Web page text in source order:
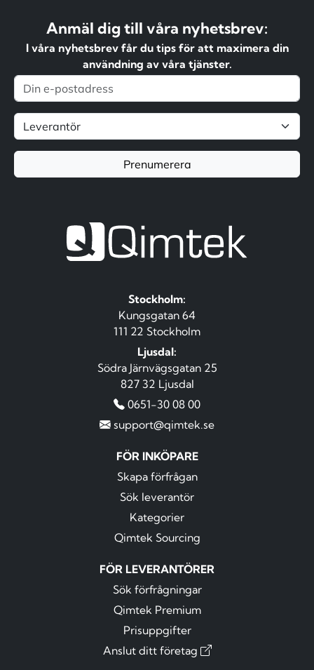
Anmäl dig till våra nyhetsbrev:
I våra nyhetsbrev får du tips för att maximera din
användning av våra tjänster.
Prenumerera
Stockholm:
Kungsgatan 64
111 22 Stockholm
Ljusdal:
Södra Järnvägsgatan 25
827 32 Ljusdal
0651-30 08 00
support@qimtek.se
FÖR INKÖPARE
Skapa förfrågan
Sök leverantör
Kategorier
Qimtek Sourcing
FÖR LEVERANTÖRER
Sök förfrågningar
Qimtek Premium
Prisuppgifter
Anslut ditt företag